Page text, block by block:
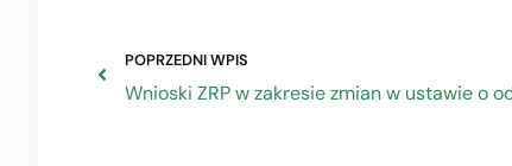
POPRZEDNI WPIS